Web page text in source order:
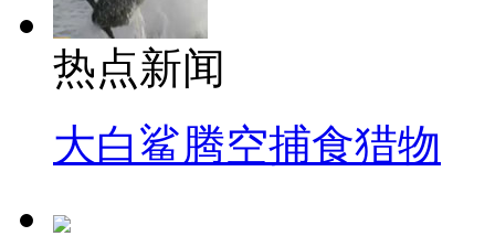
热点新闻
大白鲨腾空捕食猎物